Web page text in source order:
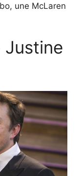
une McLaren
Justine